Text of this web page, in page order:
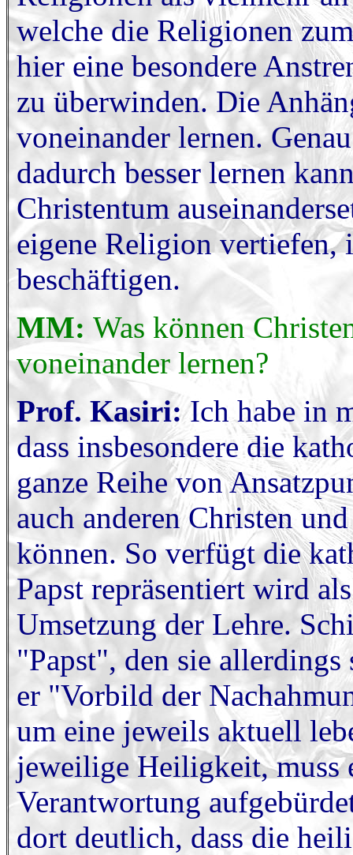
welche die Religionen
hier eine besondere
zu überwinden. Die
voneinander lernen.
dadurch besser lernen
Christentum
eigene Religion vertiefen,
beschäftigen.
MM: Was können
voneinander lernen?
Prof. Kasiri:Ich habe in
dass insbesondere die
ganze Reihe von
auch anderen Christen
können. So verfügt die
Papst repräsentiert wird
Umsetzung der Lehre.
"Papst", den sie
er "Vorbild der
um eine jeweils aktuell
jeweilige Heiligkeit, muss
Verantwortung
dort deutlich, dass die